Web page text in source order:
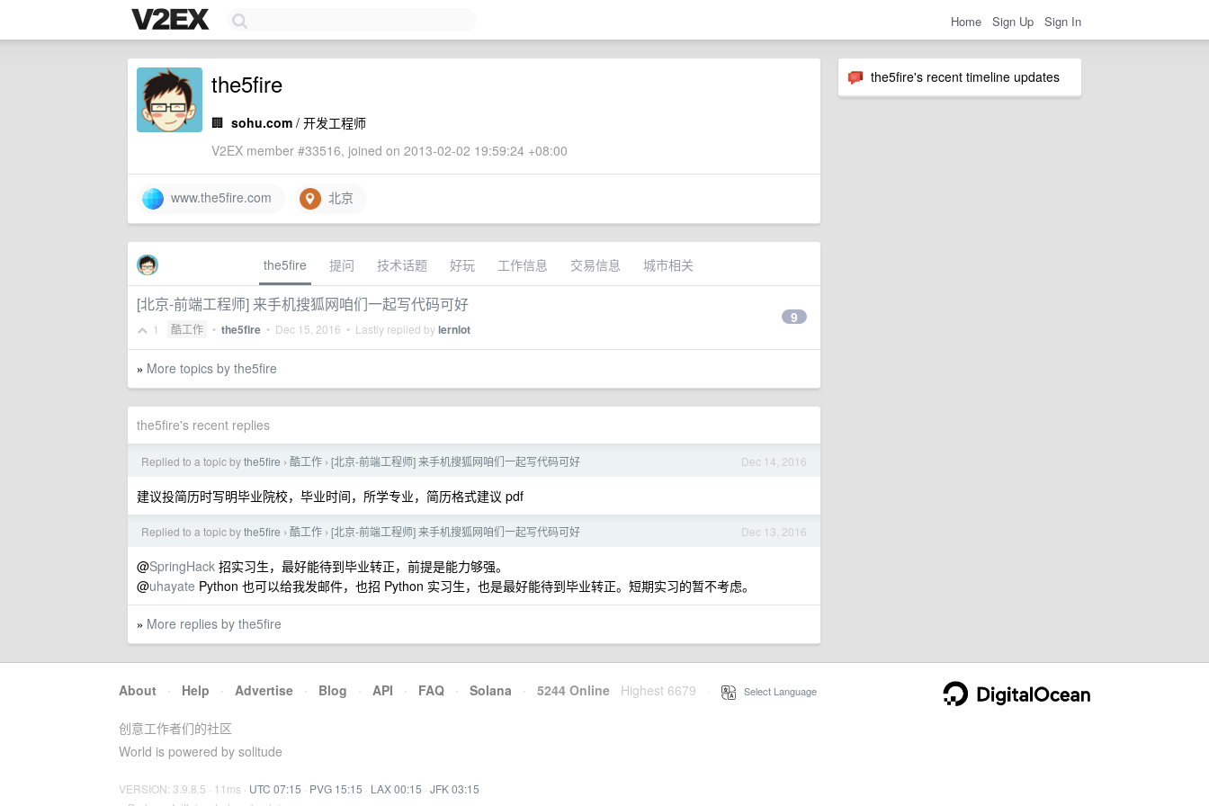
Home Sign Up Sign In
the5fire's recent timeline updates
the5fire
🏢 sohu.com / 开发工程师
V2EX member #33516, joined on 2013-02-02 19:59:24 +08:00
www.the5fire.com 北京
the5fire 提问 技术话题 好玩 工作信息 交易信息 城市相关
[北京-前端工程师] 来手机搜狐网咱们一起写代码可好
1 酷工作 • the5fire • Dec 15, 2016 • Lastly replied bylernlot
9
» More topics by the5fire
the5fire's recent replies
Dec 14, 2016
Replied to a topic bythe5fire › 酷工作 › [北京-前端工程师] 来手机搜狐网咱们一起写代码可好
建议投简历时写明毕业院校，毕业时间，所学专业，简历格式建议 pdf
Dec 13, 2016
Replied to a topic bythe5fire › 酷工作 › [北京-前端工程师] 来手机搜狐网咱们一起写代码可好
@SpringHack 招实习生，最好能待到毕业转正，前提是能力够强。
@uhayate Python 也可以给我发邮件，也招 Python 实习生，也是最好能待到毕业转正。短期实习的暂不考虑。
» More replies by the5fire
About · Help · Advertise · Blog · API · FAQ · Solana · 5244 Online Highest 6679 Select Language
创意工作者们的社区
World is powered by solitude
VERSION: 3.9.8.5 · 11ms · UTC 07:15 · PVG 15:15 · LAX 00:15 · JFK 03:15